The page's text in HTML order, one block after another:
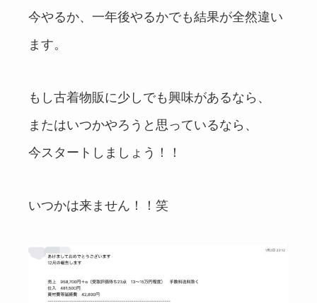
今やるか、一年後やるかでも結果が全然違い
ます。
もし古着物販に少しでも興味があるなら、
またはいつかやろうと思っているなら、
今スタートしましょう！！
いつかは来ません！！笑